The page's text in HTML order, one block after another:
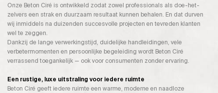
Onze Beton Ciré is ontwikkeld zodat zowel professionals als doe-het-
zelvers een strak en duurzaam resultaat kunnen behalen. En dat durven
wij inmiddels na duizenden succesvolle projecten en tevreden klanten
wel te zeggen.
Dankzij de lange verwerkingstijd, duidelijke handleidingen, vele
verbetermomenten en persoonlijke begeleiding wordt Beton Ciré
verrassend toegankelijk — ook voor consumenten zonder ervaring.
Een rustige, luxe uitstraling voor iedere ruimte
Beton Ciré geeft iedere ruimte een warme, moderne en naadloze